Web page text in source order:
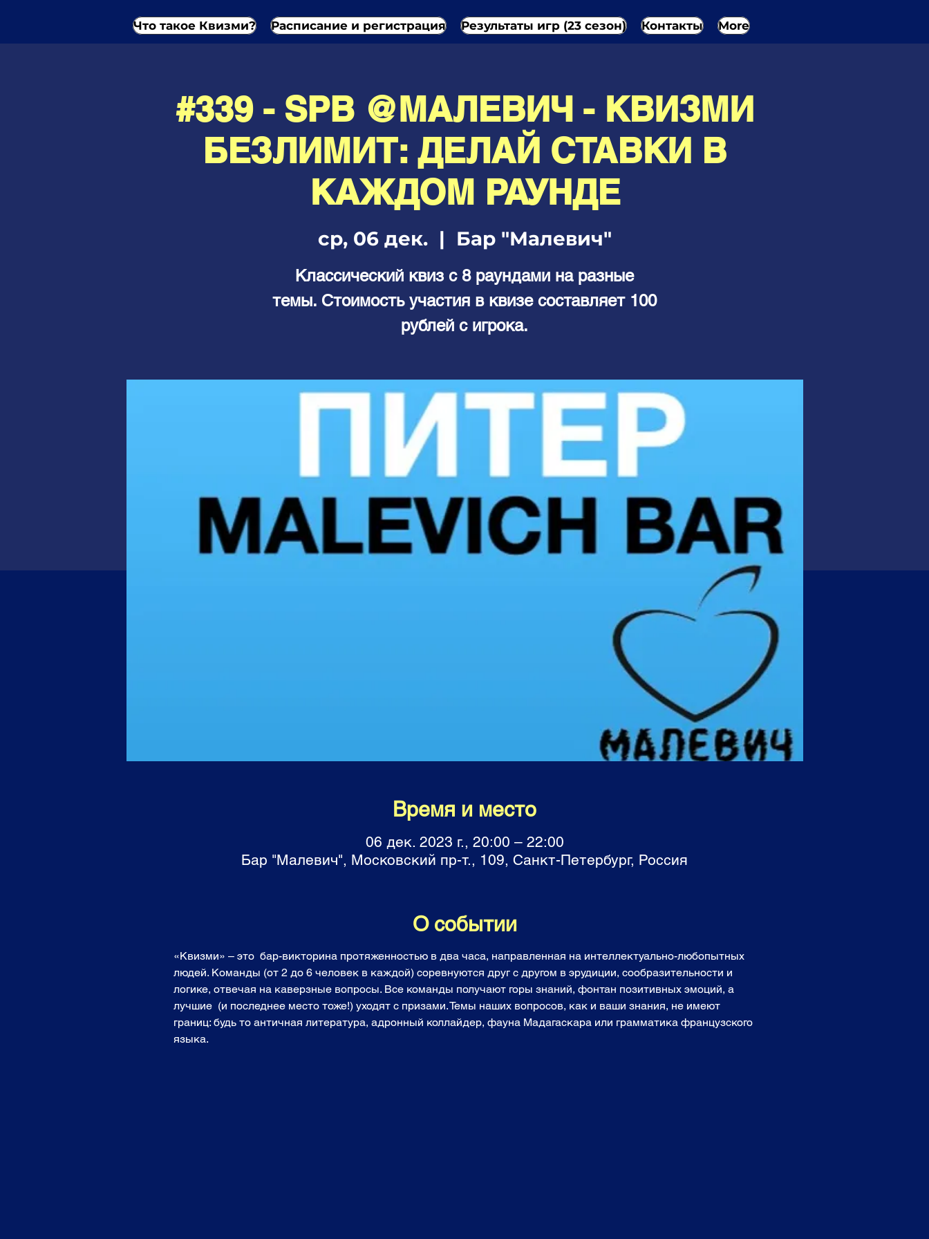
Что такое Квизми? Расписание и регистрация Результаты игр (23 сезон) Контакты More
#339 - SPB @МАЛЕВИЧ - КВИЗМИ
БЕЗЛИМИТ: ДЕЛАЙ СТАВКИ В
КАЖДОМ РАУНДЕ
ср, 06 дек.
  |
Бар "Малевич"
Классический квиз с 8 раундами на разные
темы. Стоимость участия в квизе составляет 100
рублей с игрока.
Время и место
06 дек. 2023 г., 20:00 – 22:00
Бар "Малевич", Московский пр-т., 109, Санкт-Петербург, Россия
О событии
«Квизми» – это  бар-викторина протяженностью в два часа, направленная на интеллектуально-любопытных
людей. Команды (от 2 до 6 человек в каждой) соревнуются друг с другом в эрудиции, сообразительности и
логике, отвечая на каверзные вопросы. Все команды получают горы знаний, фонтан позитивных эмоций, а
лучшие  (и последнее место тоже!) уходят с призами. Темы наших вопросов, как и ваши знания, не имеют
границ: будь то античная литература, адронный коллайдер, фауна Мадагаскара или грамматика французского
языка.